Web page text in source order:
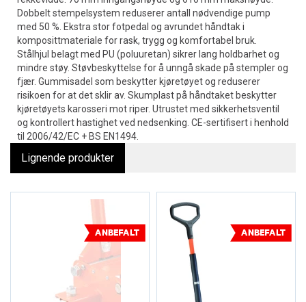
Dobbelt stempelsystem reduserer antall nødvendige pump
med 50 %. Ekstra stor fotpedal og avrundet håndtak i
komposittmateriale for rask, trygg og komfortabel bruk.
Stålhjul belagt med PU (poluuretan) sikrer lang holdbarhet og
mindre støy. Støvbeskyttelse for å unngå skade på stempler og
fjær. Gummisadel som beskytter kjøretøyet og reduserer
risikoen for at det sklir av. Skumplast på håndtaket beskytter
kjøretøyets karosseri mot riper. Utrustet med sikkerhetsventil
og kontrollert hastighet ved nedsenking. CE-sertifisert i henhold
til 2006/42/EC + BS EN1494.
Lignende produkter